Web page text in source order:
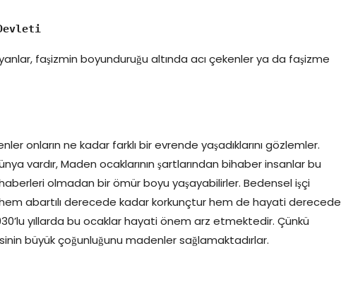
faşizmin boyunduruğu altında acı çekenler ya da faşizme
onların ne kadar farklı bir evrende yaşadıklarını gözlemler.
vardır, Maden ocaklarının şartlarından bihaber insanlar bu
olmadan bir ömür boyu yaşayabilirler. Bedensel işçi
hem abartılı derecede kadar korkunçtur hem de hayati derecede
yıllarda bu ocaklar hayati önem arz etmektedir. Çünkü
büyük çoğunluğunu madenler sağlamaktadırlar.